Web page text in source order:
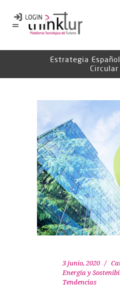
Estrategia
Circular
3 junio, 2020
Energía y
Tendencias